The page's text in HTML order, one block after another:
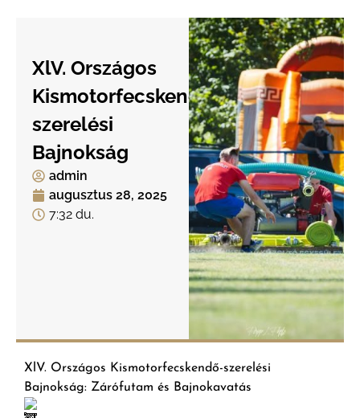
XlV. Országos
Kismotorfecskendő-
szerelési
Bajnokság
admin
augusztus 28, 2025
7:32 du.
XlV. Országos Kismotorfecskendő-szerelési
Bajnokság: Zárófutam és Bajnokavatás